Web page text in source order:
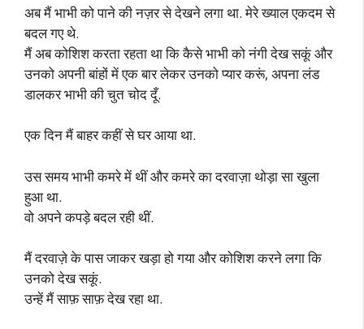
अब मैं भाभी को पाने की नज़र से देखने लगा था. मेरे ख्याल एकदम से
बदल गए थे.
मैं अब कोशिश करता रहता था कि कैसे भाभी को नंगी देख सकूं और
उनको अपनी बांहों में एक बार लेकर उनको प्यार करूं, अपना लंड
डालकर भाभी की चुत चोद दूँ.
एक दिन मैं बाहर कहीं से घर आया था.
उस समय भाभी कमरे में थीं और कमरे का दरवाज़ा थोड़ा सा खुला
हुआ था.
वो अपने कपड़े बदल रही थीं.
मैं दरवाज़े के पास जाकर खड़ा हो गया और कोशिश करने लगा कि
उनको देख सकूं.
उन्हें मैं साफ़ साफ़ देख रहा था.